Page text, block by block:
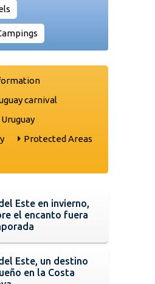
carnival
Protected Areas
Este en invierno,
el encanto fuera
Este, un destino
en la Costa